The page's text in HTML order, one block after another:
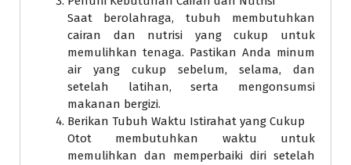
Saat berolahraga, tubuh membutuhkan
cairan dan nutrisi yang cukup untuk
memulihkan tenaga. Pastikan Anda minum
air yang cukup sebelum, selama, dan
setelah latihan, serta mengonsumsi
makanan bergizi.
Berikan Tubuh Waktu Istirahat yang Cukup
Otot membutuhkan waktu untuk
memulihkan dan memperbaiki diri setelah